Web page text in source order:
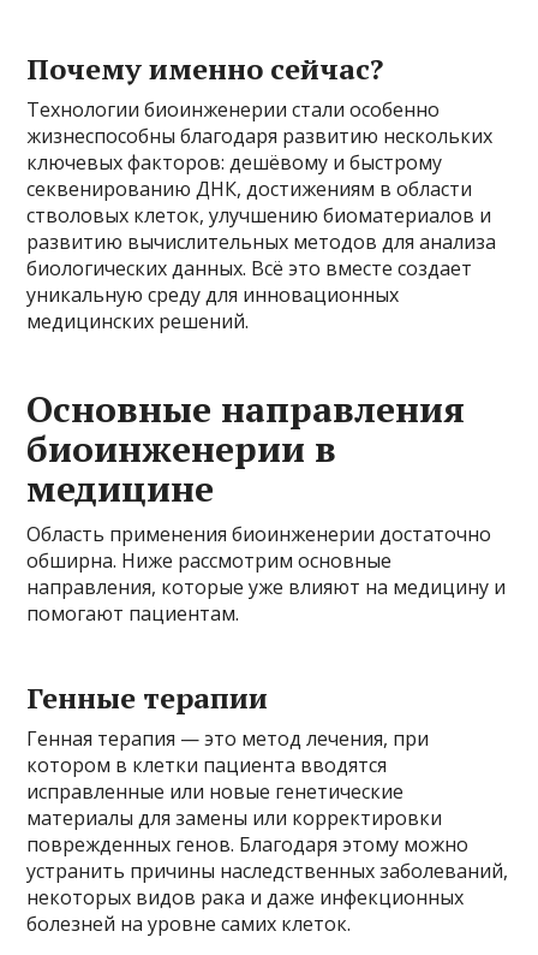
Почему именно сейчас?
Технологии биоинженерии стали особенно
жизнеспособны благодаря развитию нескольких
ключевых факторов: дешёвому и быстрому
секвенированию ДНК, достижениям в области
стволовых клеток, улучшению биоматериалов и
развитию вычислительных методов для анализа
биологических данных. Всё это вместе создает
уникальную среду для инновационных
медицинских решений.
Основные направления
биоинженерии в
медицине
Область применения биоинженерии достаточно
обширна. Ниже рассмотрим основные
направления, которые уже влияют на медицину и
помогают пациентам.
Генные терапии
Генная терапия — это метод лечения, при
котором в клетки пациента вводятся
исправленные или новые генетические
материалы для замены или корректировки
поврежденных генов. Благодаря этому можно
устранить причины наследственных заболеваний,
некоторых видов рака и даже инфекционных
болезней на уровне самих клеток.